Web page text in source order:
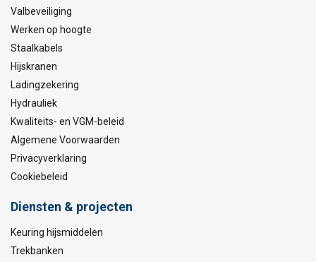
Valbeveiliging
Werken op hoogte
Staalkabels
Hijskranen
Ladingzekering
Hydrauliek
Kwaliteits- en VGM-beleid
Algemene Voorwaarden
Privacyverklaring
Cookiebeleid
Diensten & projecten
Keuring hijsmiddelen
Trekbanken